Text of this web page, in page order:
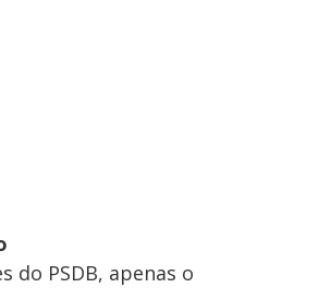
do PSDB, apenas o